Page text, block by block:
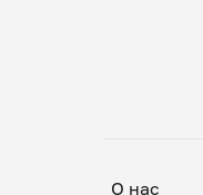
О нас